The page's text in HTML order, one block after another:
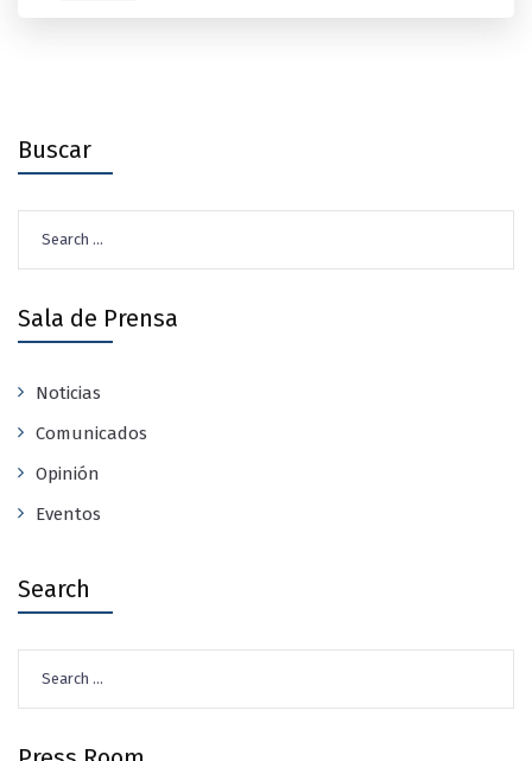
Buscar
for:
Sala de Prensa
Noticias
Comunicados
Opinión
Eventos
Search
for: